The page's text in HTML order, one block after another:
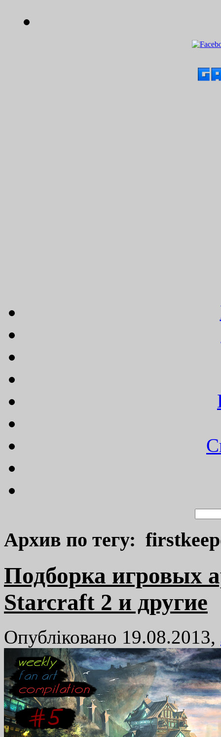
Архив по тегу:
Подборка игровых
Starcraft 2 и другие
Опубліковано 19.08.2013,